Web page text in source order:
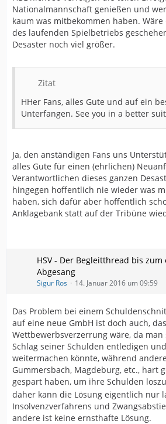
Nationalmannschaft genießen und
kaum was mitbekommen haben.
des laufenden Spielbetriebs
Desaster noch viel größer.
Zitat
HHer Fans, alles Gute und auf ein
Unterfangen. See you in a better
Ja, den anständigen Fans uns
alles Gute für einen (ehrlichen)
Verantwortlichen dieses ganzen
hingegen hoffentlich nie wieder was
haben, sich dafür aber hoffentlich
Anklagebank statt auf der Tribüne
HSV - Der Begleitthread bis
Abgesang
Sigur Ros 14. Januar 2016 um 09:59
Das Problem bei einem
auf eine neue GmbH ist doch auch,
Wettbewerbsverzerrung wäre, da man
Schlag seiner Schulden entledigen
weitermachen könnte, während
Gummersbach, Magdeburg, etc., hart
gespart haben, um ihre Schulden
daher kann die Lösung eigentlich nur
Insolvenzverfahrens und
andere ist keine ernsthafte Lösung.